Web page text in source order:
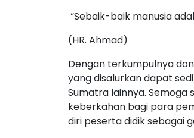
“Sebaik-baik manusia
(HR. Ahmad)
Dengan terkumpulnya
yang disalurkan dapat
Sumatra lainnya.
keberkahan bagi para
diri peserta didik sebagai